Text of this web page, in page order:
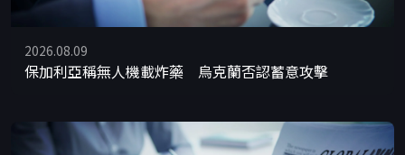
2026.08.09
保加利亞稱無人機載炸藥 烏克蘭否認蓄意攻擊